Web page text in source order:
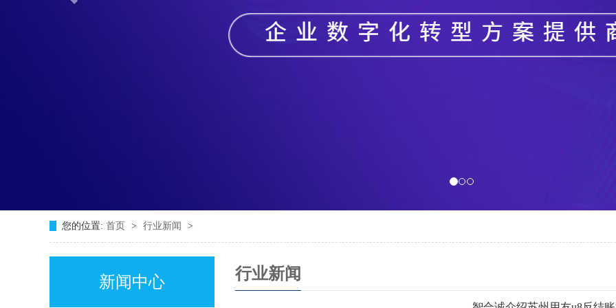
您的位置: 首页 > 行业新闻 >
新闻中心 行业新闻